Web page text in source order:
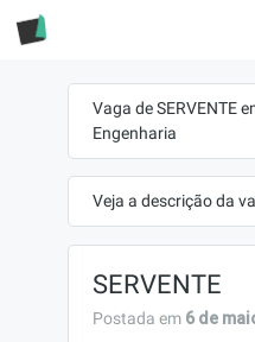
Vaga de SERVENTE
Engenharia
Veja a descrição da
SERVENTE
Postada em 6 de